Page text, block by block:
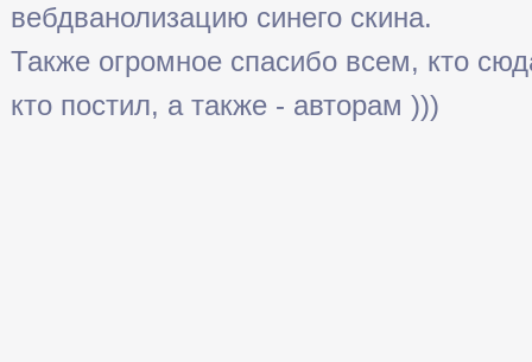
вебдванолизацию синего скина.
Также огромное спасибо всем, кто
кто постил, а также - авторам )))